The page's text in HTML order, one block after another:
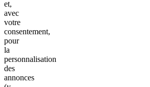
et,
avec
votre
consentement,
pour
la
personnalisation
des
annonces